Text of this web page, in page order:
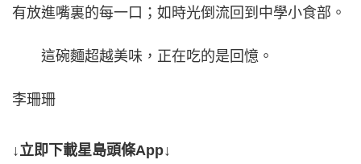
有放進嘴裏的每一口；如時光倒流回到中學小食部。
這碗麵超越美味，正在吃的是回憶。
李珊珊
↓立即下載星島頭條App↓